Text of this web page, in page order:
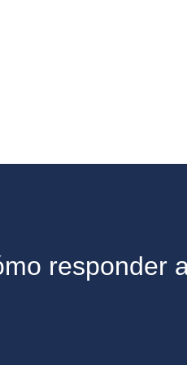
responder